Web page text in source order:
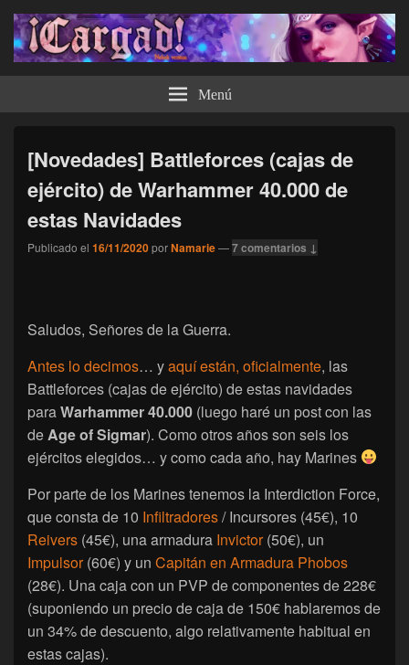
¡Cargad! Menú
[Novedades] Battleforces (cajas de
ejército) de Warhammer 40.000 de
estas Navidades
Publicado el 16/11/2020porNamarie—7 comentarios ↓
Saludos, Señores de la Guerra.
Antes lo decimos… yaquí están, oficialmente, las
Battleforces (cajas de ejército) de estas navidades
paraWarhammer 40.000 (luego haré un post con las
deAge of Sigmar). Como otros años son seis los
ejércitos elegidos… y como cada año, hay Marines
Por parte de los Marines tenemos la Interdiction Force,
que consta de 10 Infiltradores/ Incursores (45€), 10
Reivers (45€), una armadura Invictor(50€), un
Impulsor(60€) y un Capitán en Armadura Phobos
(28€). Una caja con un PVP de componentes de 228€
(suponiendo un precio de caja de 150€ hablaremos de
un 34% de descuento, algo relativamente habitual en
estas cajas).